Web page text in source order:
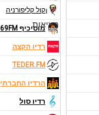
קול קליפורניה
מוסיכיף 69FM
רדיו הקצה
TEDER.FM
הרדיו החברתי
רדיו סול